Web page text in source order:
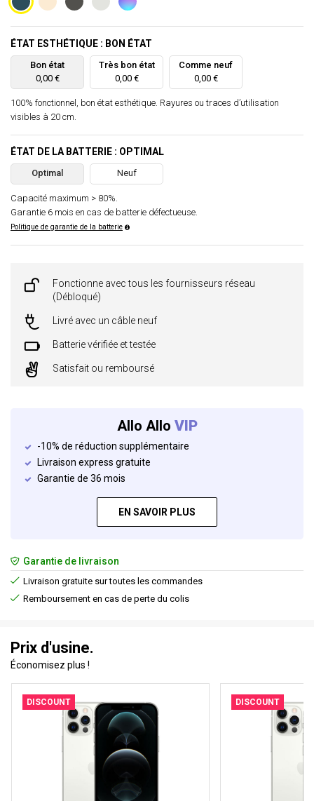
ÉTAT ESTHÉTIQUE : BON ÉTAT
Bon état
0,00 €
Très bon état
0,00 €
Comme neuf
0,00 €
100% fonctionnel, bon état esthétique. Rayures ou traces d’utilisation
visibles à 20 cm.
ÉTAT DE LA BATTERIE : OPTIMAL
Optimal Neuf
Capacité maximum > 80%.
Garantie 6 mois en cas de batterie défectueuse.
Politique de garantie de la batterie
Fonctionne avec tous les fournisseurs réseau
(Débloqué)
Livré avec un câble neuf
Batterie vérifiée et testée
Satisfait ou remboursé
Allo Allo VIP
-10% de réduction supplémentaire
Livraison express gratuite
Garantie de 36 mois
EN SAVOIR PLUS
Garantie de livraison
Livraison gratuite sur toutes les commandes
Remboursement en cas de perte du colis
Prix d'usine.
Économisez plus !
DISCOUNT DISCOUNT